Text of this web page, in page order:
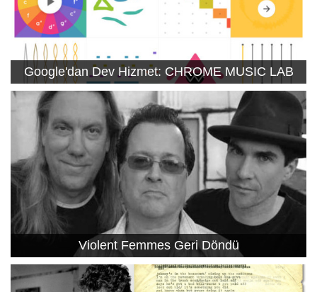
Google'dan Dev Hizmet: CHROME MUSIC LAB
Violent Femmes Geri Döndü